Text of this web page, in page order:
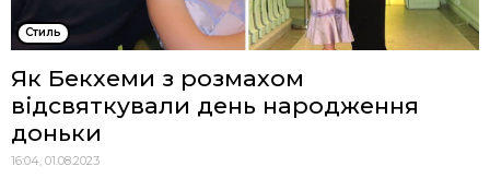
Стиль
Як Бекхеми з розмахом
відсвяткували день народження
доньки
16:04, 01.08.2023